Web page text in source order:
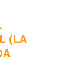
(LA